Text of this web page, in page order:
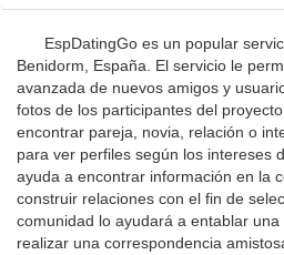
EspDatingGo es un popular
Benidorm, España. El servicio le
avanzada de nuevos amigos y
fotos de los participantes del
encontrar pareja, novia, relación o
para ver perfiles según los intereses
ayuda a encontrar información en la
construir relaciones con el fin de
comunidad lo ayudará a entablar una
realizar una correspondencia